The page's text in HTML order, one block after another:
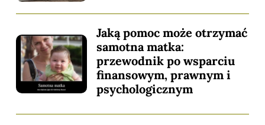
Jaką pomoc może otrzymać
samotna matka:
przewodnik po wsparciu
finansowym, prawnym i
psychologicznym